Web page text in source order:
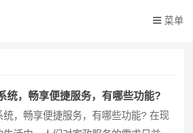
菜单
统，畅享便捷服务，有哪些功能?
统，畅享便捷服务，有哪些功能? 在现